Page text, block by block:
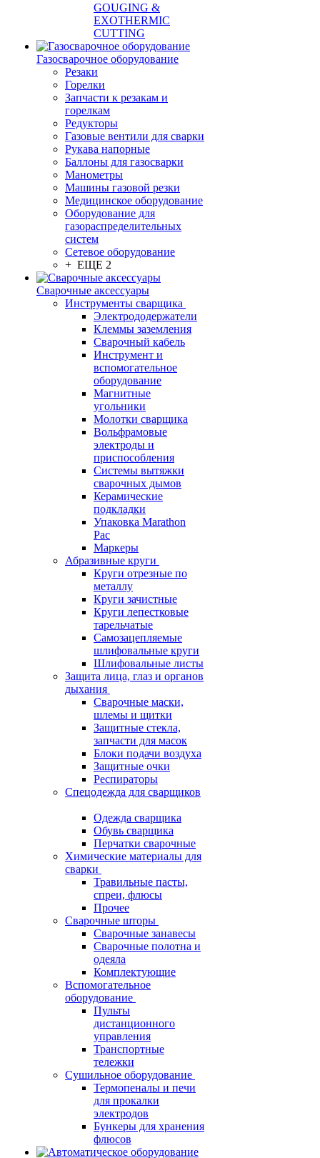
GOUGING &
EXOTHERMIC
CUTTING
Газосварочное оборудование
Резаки
Горелки
Запчасти к резакам и
горелкам
Редукторы
Газовые вентили для сварки
Рукава напорные
Баллоны для газосварки
Манометры
Машины газовой резки
Медицинское оборудование
Оборудование для
газораспределительных
систем
Сетевое оборудование
+ ЕЩЕ 2
Сварочные аксессуары
Инструменты сварщика
Электрододержатели
Клеммы заземления
Сварочный кабель
Инструмент и
вспомогательное
оборудование
Магнитные
угольники
Молотки сварщика
Вольфрамовые
электроды и
приспособления
Системы вытяжки
сварочных дымов
Керамические
подкладки
Упаковка Marathon
Pac
Маркеры
Абразивные круги
Круги отрезные по
металлу
Круги зачистные
Круги лепестковые
тарельчатые
Самозацепляемые
шлифовальные круги
Шлифовальные листы
Защита лица, глаз и органов
дыхания
Сварочные маски,
шлемы и щитки
Защитные стекла,
запчасти для масок
Блоки подачи воздуха
Защитные очки
Респираторы
Спецодежда для сварщиков
Одежда сварщика
Обувь сварщика
Перчатки сварочные
Химические материалы для
сварки
Травильные пасты,
спреи, флюсы
Прочее
Сварочные шторы
Сварочные занавесы
Сварочные полотна и
одеяла
Комплектующие
Вспомогательное
оборудование
Пульты
дистанционного
управления
Транспортные
тележки
Сушильное оборудование
Термопеналы и печи
для прокалки
электродов
Бункеры для хранения
флюсов